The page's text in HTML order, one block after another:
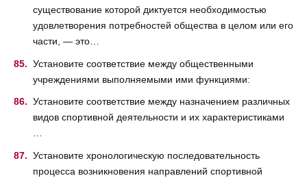
существование которой диктуется необходимостью
удовлетворения потребностей общества в целом или его
части, — это…
Установите соответствие между общественными
учреждениями выполняемыми ими функциями:
Установите соответствие между назначением различных
видов спортивной деятельности и их характеристиками
…
Установите хронологическую последовательность
процесса возникновения направлений спортивной